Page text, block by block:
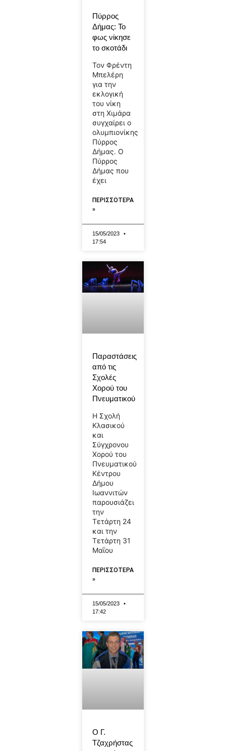
Πύρρος
Δήμας: Το
φως νίκησε
το σκοτάδι
Τον Φρέντη
Μπελέρη
για την
εκλογική
του νίκη
στη Χιμάρα
συγχαίρει ο
ολυμπιονίκης
Πύρρος
Δήμας. Ο
Πύρρος
Δήμας που
έχει
ΠΕΡΙΣΣΟΤΕΡΑ
»
15/05/2023
17:54
Παραστάσεις
από τις
Σχολές
Χορού του
Πνευματικού
Η Σχολή
Κλασικού
και
Σύγχρονου
Χορού του
Πνευματικού
Κέντρου
Δήμου
Ιωαννιτών
παρουσιάζει
την
Τετάρτη 24
και την
Τετάρτη 31
Μαΐου
ΠΕΡΙΣΣΟΤΕΡΑ
»
15/05/2023
17:42
Ο Γ.
Τζαχρήστας